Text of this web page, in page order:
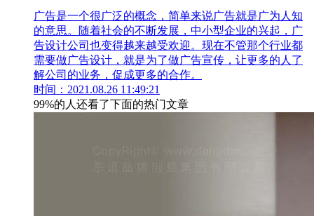
广告是一个很广泛的概念，简单来说广告就是广为人知
的意思。随着社会的不断发展，中小型企业的兴起，广
告设计公司也变得越来越受欢迎。现在不管那个行业都
需要做广告设计，就是为了做广告宣传，让更多的人了
解公司的业务，促成更多的合作。
时间：2021.08.26 11:49:21
99%的人还看了下面的热门文章